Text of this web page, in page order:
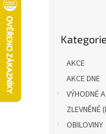
kategorie
Kategorie
AKCE
AKCE DNE
VÝHODNÉ
OBILOVINY